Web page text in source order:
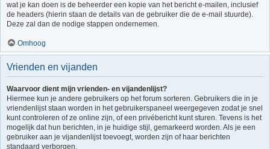
wat je kan doen is de beheerder een kopie van het bericht e-mailen, inclusief
de headers (hierin staan de details van de gebruiker die de e-mail stuurde).
Deze zal dan de nodige stappen ondernemen.
Omhoog
Vrienden en vijanden
Waarvoor dient mijn vrienden- en vijandenlijst?
Hiermee kun je andere gebruikers op het forum sorteren. Gebruikers die in je
vriendenlijst staan worden in het gebruikerspaneel weergegeven zodat je snel
kunt controleren of ze online zijn, of een privébericht kunt sturen. Tevens is het
mogelijk dat hun berichten, in je huidige stijl, gemarkeerd worden. Als je een
gebruiker aan je vijandenlijst toevoegt, worden zijn of haar berichten
standaard verborgen.